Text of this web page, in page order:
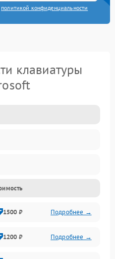
политикой конфиденциальности
клавиатуры
1500 ₽ Подробнее →
1200 ₽ Подробнее →